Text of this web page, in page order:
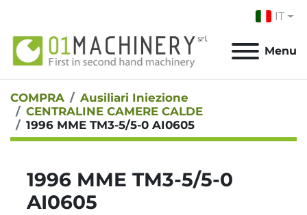
IT
Menu
COMPRA
Ausiliari Iniezione
CENTRALINE CAMERE CALDE
1996 MME TM3-5/5-0 AI0605
1996 MME TM3-5/5-0
AI0605